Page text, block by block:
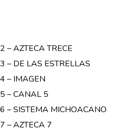
2 – AZTECA TRECE
3 – DE LAS ESTRELLAS
4 – IMAGEN
5 – CANAL 5
6 – SISTEMA MICHOACANO
7 – AZTECA 7